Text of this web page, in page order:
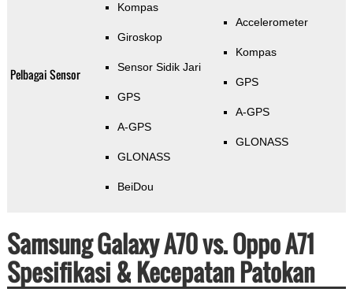
Pelbagai Sensor
Kompas
Giroskop
Sensor Sidik Jari
GPS
A-GPS
GLONASS
BeiDou
Accelerometer
Kompas
GPS
A-GPS
GLONASS
Samsung Galaxy A70 vs. Oppo A71
Spesifikasi & Kecepatan Patokan